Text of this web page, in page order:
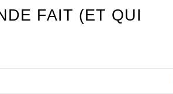
FAIT (ET QUI